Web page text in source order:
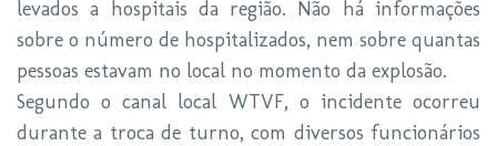
levados a hospitais da região. Não há informações
sobre o número de hospitalizados, nem sobre quantas
pessoas estavam no local no momento da explosão.
Segundo o canal local WTVF, o incidente ocorreu
durante a troca de turno, com diversos funcionários